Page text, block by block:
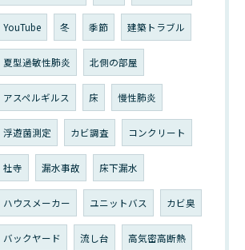
YouTube 冬 季節 建築トラブル
夏型過敏性肺炎 北側の部屋
アスペルギルス 床 慢性肺炎
浮遊菌測定 カビ調査 コンクリート
社寺 漏水事故 床下漏水
ハウスメーカー ユニットバス カビ臭
バックヤード 流し台 高気密高断熱